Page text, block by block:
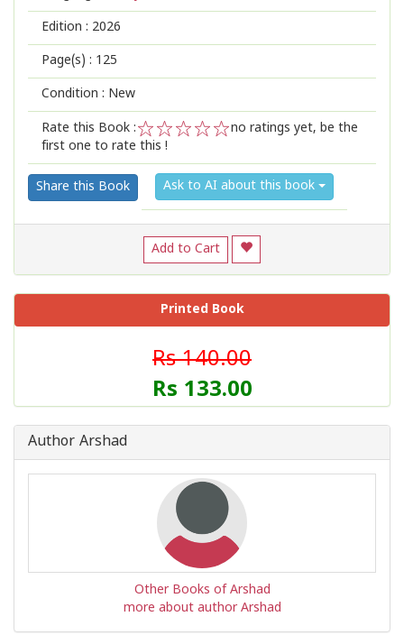
Edition : 2026
Page(s) : 125
Condition : New
Rate this Book :
2
1
no ratings yet, be the
first one to rate this !
Share this Book Ask to AI about this book
Add to Cart
Printed Book
Rs 140.00
Rs 133.00
Author Arshad
Other Books of Arshad
more about author Arshad